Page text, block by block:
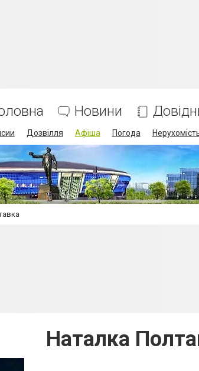
Новини
Дозвілля Афіша Погода
Наталка